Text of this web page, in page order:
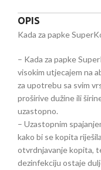
OPIS
Kada za papke
– Kada za papke
visokim utjecajem na
za upotrebu sa svim
proširive dužine ili
uzastopno.
– Uzastopnim
kako bi se kopita
otvrdnjavanje kopita,
dezinfekciju ostaje